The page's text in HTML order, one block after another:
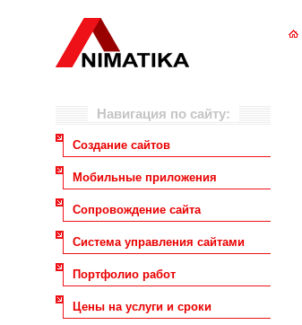
Навигация по сайту:
Создание сайтов
Мобильные приложения
Сопровождение сайта
Система управления сайтами
Портфолио работ
Цены на услуги и сроки